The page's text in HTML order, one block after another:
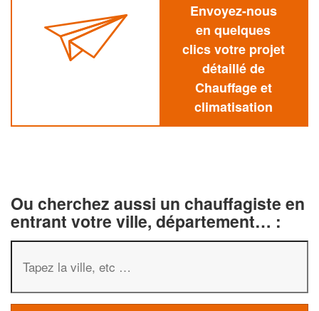
Envoyez-nous
en quelques
clics votre projet
détaillé de
Chauffage et
climatisation
Ou cherchez aussi un chauffagiste en
entrant votre ville, département… :